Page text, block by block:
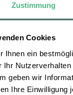
Zustimmung
Cookies
Ihnen ein
Ihr
geben wir
Ihre Einwilligung